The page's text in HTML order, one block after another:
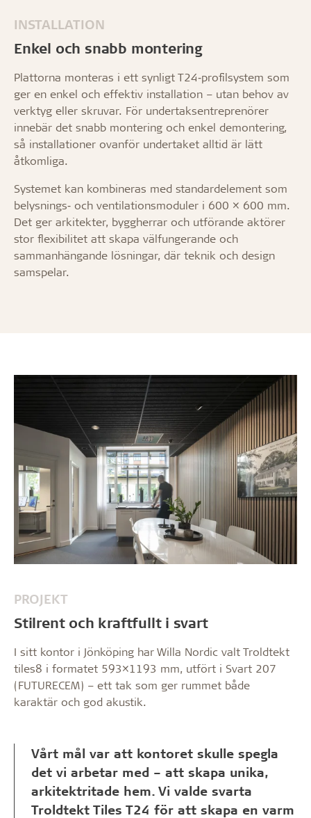
INSTALLATION
Enkel och snabb montering
Plattorna monteras i ett synligt T24‑profilsystem som
ger en enkel och effektiv installation – utan behov av
verktyg eller skruvar. För undertaksentreprenörer
innebär det snabb montering och enkel demontering,
så installationer ovanför undertaket alltid är lätt
åtkomliga.
Systemet kan kombineras med standardelement som
belysnings‑ och ventilationsmoduler i 600 × 600 mm.
Det ger arkitekter, byggherrar och utförande aktörer
stor flexibilitet att skapa välfungerande och
sammanhängande lösningar, där teknik och design
samspelar.
PROJEKT
Stilrent och kraftfullt i svart
I sitt kontor i Jönköping har Willa Nordic valt Troldtekt
tiles8 i formatet 593×1193 mm, utfört i Svart 207
(FUTURECEM) – ett tak som ger rummet både
karaktär och god akustik.
Vårt mål var att kontoret skulle spegla
det vi arbetar med – att skapa unika,
arkitektritade hem. Vi valde svarta
Troldtekt Tiles T24 för att skapa en varm